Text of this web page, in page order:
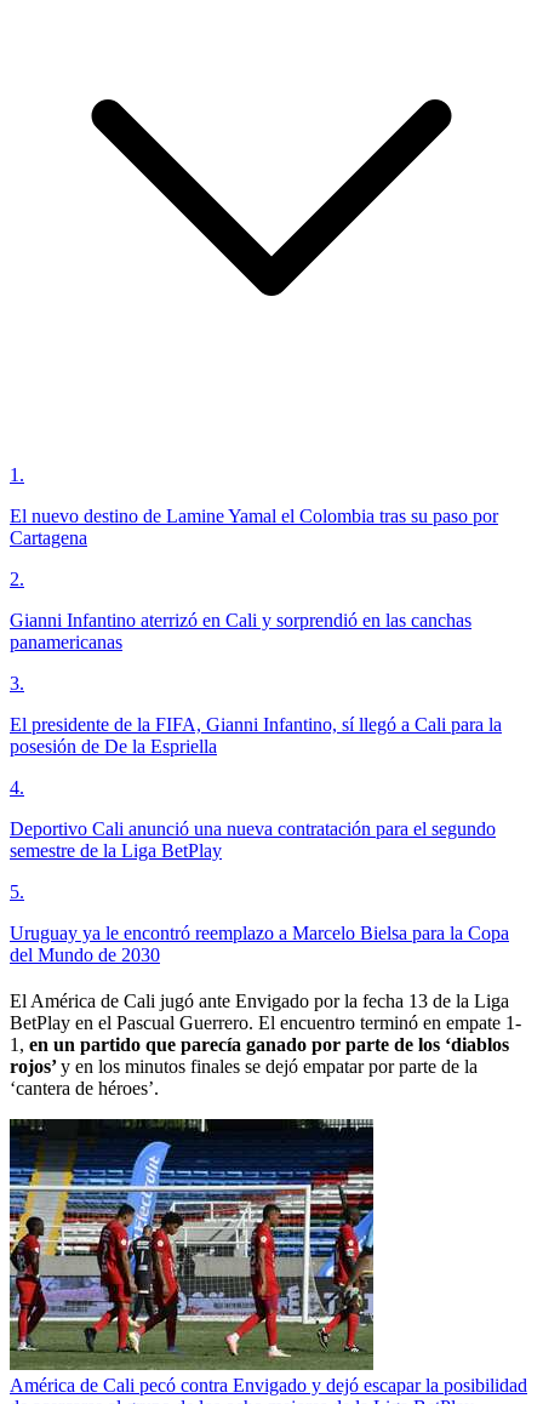
1 .
El nuevo destino de Lamine Yamal el Colombia tras su paso por
Cartagena
2.
Gianni Infantino aterrizó en Cali y sorprendió en las canchas
panamericanas
3.
El presidente de la FIFA, Gianni Infantino, sí llegó a Cali para la
posesión de De la Espriella
4.
Deportivo Cali anunció una nueva contratación para el segundo
semestre de la Liga BetPlay
5.
Uruguay ya le encontró reemplazo a Marcelo Bielsa para la Copa
del Mundo de 2030
El América de Cali jugó ante Envigado por la fecha 13 de la Liga
BetPlay en el Pascual Guerrero. El encuentro terminó en empate 1-
1, en un partido que parecía ganado por parte de los ‘diablos
rojos’y en los minutos finales se dejó empatar por parte de la
‘cantera de héroes’.
América de Cali pecó contra Envigado y dejó escapar la posibilidad